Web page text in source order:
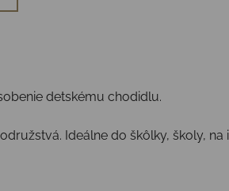
detskému chodidlu.
Ideálne do škôlky, školy, na